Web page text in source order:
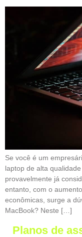
Se você é um
laptop de alta
provavelmente já
entanto, com o
econômicas, surge a
MacBook? Neste […]
Planos de